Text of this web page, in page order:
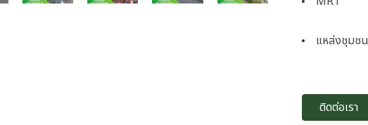
แหล่งชุมชน
ติดต่อเรา